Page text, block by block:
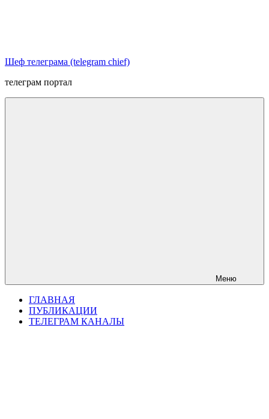
Шеф телеграма (telegram chief)
телеграм портал
Меню
ГЛАВНАЯ
ПУБЛИКАЦИИ
ТЕЛЕГРАМ КАНАЛЫ